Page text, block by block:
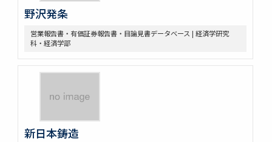
野沢発条
営業報告書・有価証券報告書・目論見書データベース | 経済学研究
科・経済学部
新日本鋳造